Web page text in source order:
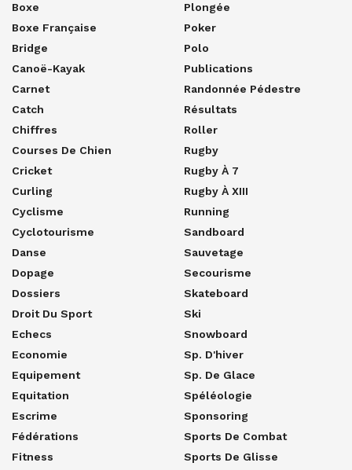
Boxe
Boxe Française
Bridge
Canoë-Kayak
Carnet
Catch
Chiffres
Courses De Chien
Cricket
Curling
Cyclisme
Cyclotourisme
Danse
Dopage
Dossiers
Droit Du Sport
Echecs
Economie
Equipement
Equitation
Escrime
Fédérations
Fitness
Plongée
Poker
Polo
Publications
Randonnée Pédestre
Résultats
Roller
Rugby
Rugby À 7
Rugby À XIII
Running
Sandboard
Sauvetage
Secourisme
Skateboard
Ski
Snowboard
Sp. D'hiver
Sp. De Glace
Spéléologie
Sponsoring
Sports De Combat
Sports De Glisse